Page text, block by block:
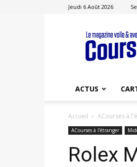
Jeudi 6 Août 2026
ACTUS
Accueil ACourses à
ACourses à l'étranger
Rolex